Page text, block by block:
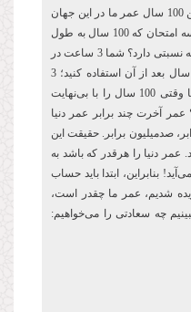
یک جلسه آزمایش است. آری! تمام این 100 سال عمر ما در این جهان
یک جلسه امتحان است. واقعاً این جلسه امتحان که 100 سال به طول
می‌انجامد، در مقابل بی‌نهایت آخرت چه نسبتی دارد؟ شما 3 ساعت در
جلسه امتحان کنکور می‌نشینید تا 30 سال بعد از آن استفاده کنید؛ 3
ساعت با 30 سال یک نسبتی دارد. اما وقتی 100 سال را با بی‌نهایت
آخرت چند برابر عمر دنیا
صدمیلیون برابر. حقیقت این
عمر دنیا را هرقدر که باشد به
بنابراین، ابتدا باید حساب
شدیم، عمر ما چقدر است،
چه سعادتی را می‌خواهیم: